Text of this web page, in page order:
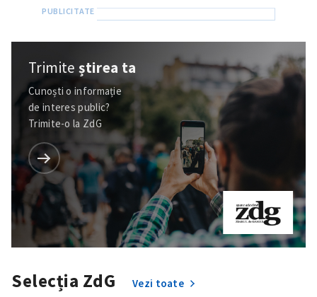
Trimiteștirea ta
Cunoști o informație
de interes public?
Trimite-o la ZdG
Selecția ZdG Vezi toate